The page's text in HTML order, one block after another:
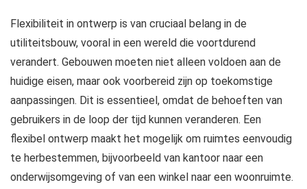
Flexibiliteit in ontwerp is van cruciaal belang in de
utiliteitsbouw, vooral in een wereld die voortdurend
verandert. Gebouwen moeten niet alleen voldoen aan de
huidige eisen, maar ook voorbereid zijn op toekomstige
aanpassingen. Dit is essentieel, omdat de behoeften van
gebruikers in de loop der tijd kunnen veranderen. Een
flexibel ontwerp maakt het mogelijk om ruimtes eenvoudig
te herbestemmen, bijvoorbeeld van kantoor naar een
onderwijsomgeving of van een winkel naar een woonruimte.